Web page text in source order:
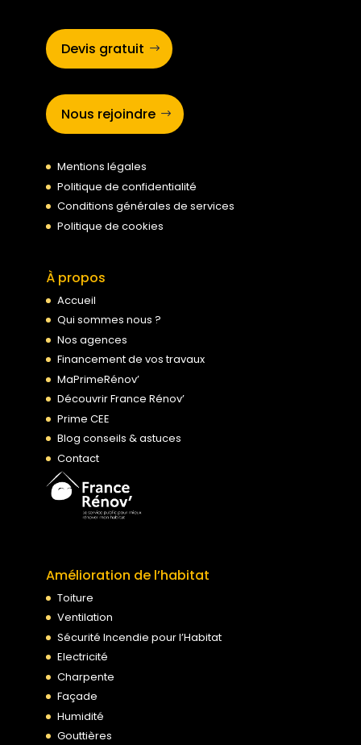
Devis gratuit
Nous rejoindre
Mentions légales
Politique de confidentialité
Conditions générales de services
Politique de cookies
À propos
Accueil
Qui sommes nous ?
Nos agences
Financement de vos travaux
MaPrimeRénov’
Découvrir France Rénov’
Prime CEE
Blog conseils & astuces
Contact
Amélioration de l’habitat
Toiture
Ventilation
Sécurité Incendie pour l’Habitat
Electricité
Charpente
Façade
Humidité
Gouttières